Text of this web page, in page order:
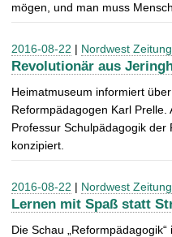
mögen, und man muss
2016-08-22 | Nordwest Zeitung
Revolutionär aus
Heimatmuseum informiert
Reformpädagogen Karl
Professur Schulpädagogik
konzipiert.
2016-08-22 | Nordwest Zeitung
Lernen mit Spaß statt
Die Schau